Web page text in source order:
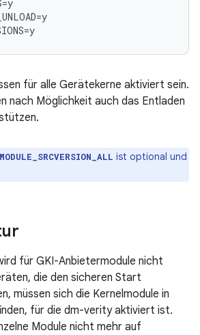
=y
=y
=y
für alle Gerätekerne aktiviert sein.
nach Möglichkeit auch das Entladen
ist optional und
für GKI-Anbietermodule nicht
die den sicheren Start
müssen sich die Kernelmodule in
für die dm-verity aktiviert ist.
Module nicht mehr auf